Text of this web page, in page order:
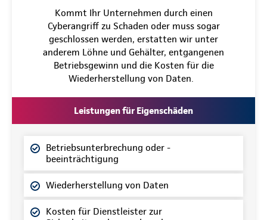
Kommt Ihr Unternehmen durch einen
Cyberangriff zu Schaden oder muss sogar
geschlossen werden, erstatten wir unter
anderem Löhne und Gehälter, entgangenen
Betriebsgewinn und die Kosten für die
Wiederherstellung von Daten.
Leistungen für Eigenschäden
Betriebsunterbrechung oder -
beeinträchtigung
Wiederherstellung von Daten
Kosten für Dienstleister zur